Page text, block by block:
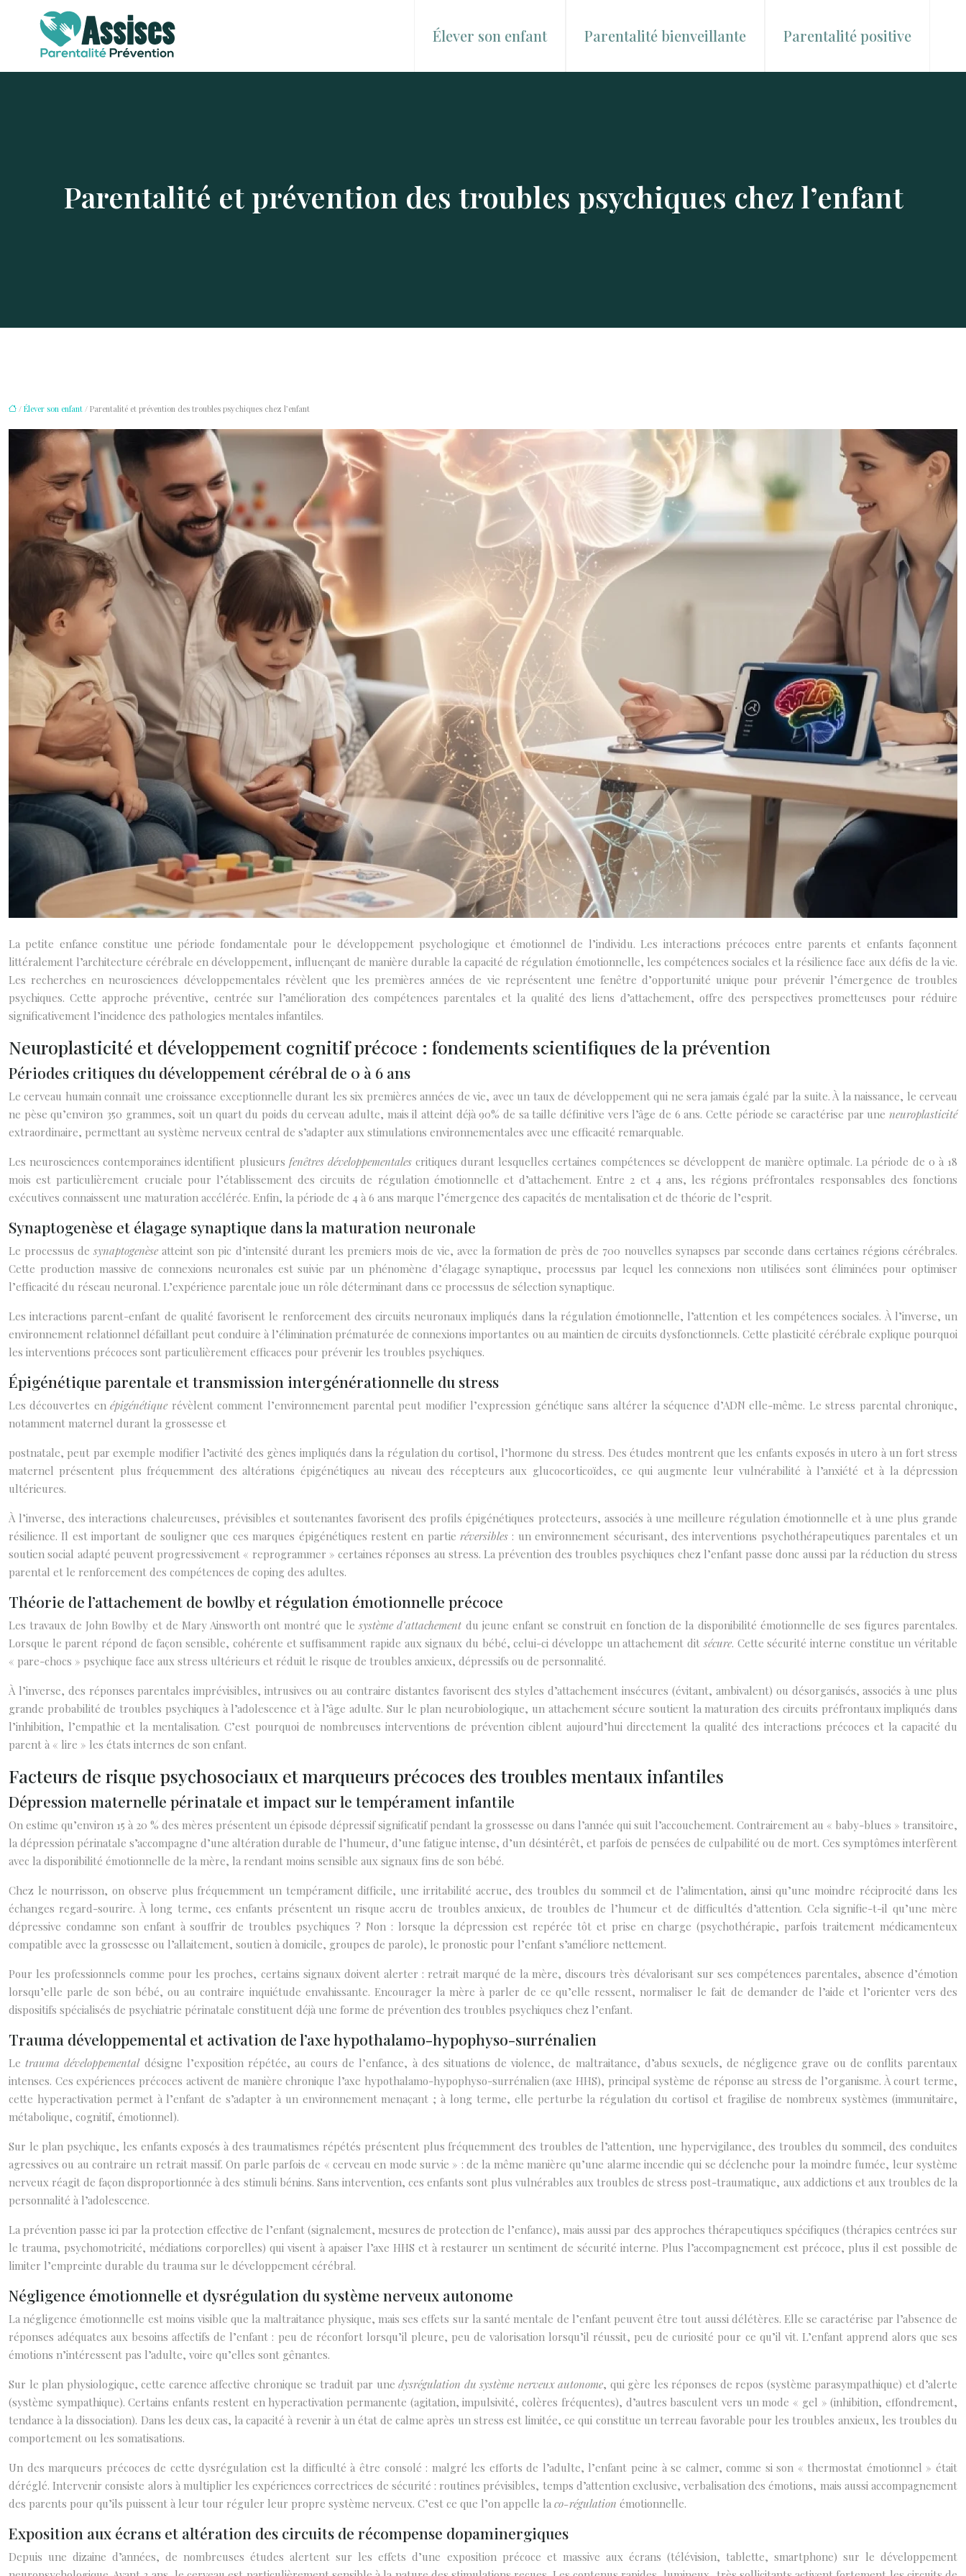
Élever son enfant Parentalité bienveillante Parentalité positive
Parentalité et prévention des troubles psychiques chez l’enfant
/ Élever son enfant / Parentalité et prévention des troubles psychiques chez l’enfant
La petite enfance constitue une période fondamentale pour le développement psychologique et émotionnel de l’individu. Les interactions précoces entre parents et enfants façonnent
littéralement l’architecture cérébrale en développement, influençant de manière durable la capacité de régulation émotionnelle, les compétences sociales et la résilience face aux défis de la vie.
Les recherches en neurosciences développementales révèlent que les premières années de vie représentent une fenêtre d’opportunité unique pour prévenir l’émergence de troubles
psychiques. Cette approche préventive, centrée sur l’amélioration des compétences parentales et la qualité des liens d’attachement, offre des perspectives prometteuses pour réduire
significativement l’incidence des pathologies mentales infantiles.
Neuroplasticité et développement cognitif précoce : fondements scientifiques de la prévention
Périodes critiques du développement cérébral de 0 à 6 ans
Le cerveau humain connaît une croissance exceptionnelle durant les six premières années de vie, avec un taux de développement qui ne sera jamais égalé par la suite. À la naissance, le cerveau
ne pèse qu’environ 350 grammes, soit un quart du poids du cerveau adulte, mais il atteint déjà 90% de sa taille définitive vers l’âge de 6 ans. Cette période se caractérise par une neuroplasticité
extraordinaire, permettant au système nerveux central de s’adapter aux stimulations environnementales avec une efficacité remarquable.
Les neurosciences contemporaines identifient plusieurs fenêtres développementalescritiques durant lesquelles certaines compétences se développent de manière optimale. La période de 0 à 18
mois est particulièrement cruciale pour l’établissement des circuits de régulation émotionnelle et d’attachement. Entre 2 et 4 ans, les régions préfrontales responsables des fonctions
exécutives connaissent une maturation accélérée. Enfin, la période de 4 à 6 ans marque l’émergence des capacités de mentalisation et de théorie de l’esprit.
Synaptogenèse et élagage synaptique dans la maturation neuronale
Le processus desynaptogenèse atteint son pic d’intensité durant les premiers mois de vie, avec la formation de près de 700 nouvelles synapses par seconde dans certaines régions cérébrales.
Cette production massive de connexions neuronales est suivie par un phénomène d’élagage synaptique, processus par lequel les connexions non utilisées sont éliminées pour optimiser
l’efficacité du réseau neuronal. L’expérience parentale joue un rôle déterminant dans ce processus de sélection synaptique.
Les interactions parent-enfant de qualité favorisent le renforcement des circuits neuronaux impliqués dans la régulation émotionnelle, l’attention et les compétences sociales. À l’inverse, un
environnement relationnel défaillant peut conduire à l’élimination prématurée de connexions importantes ou au maintien de circuits dysfonctionnels. Cette plasticité cérébrale explique pourquoi
les interventions précoces sont particulièrement efficaces pour prévenir les troubles psychiques.
Épigénétique parentale et transmission intergénérationnelle du stress
Les découvertes enépigénétique révèlent comment l’environnement parental peut modifier l’expression génétique sans altérer la séquence d’ADN elle-même. Le stress parental chronique,
notamment maternel durant la grossesse et
postnatale, peut par exemple modifier l’activité des gènes impliqués dans la régulation du cortisol, l’hormone du stress. Des études montrent que les enfants exposés in utero à un fort stress
maternel présentent plus fréquemment des altérations épigénétiques au niveau des récepteurs aux glucocorticoïdes, ce qui augmente leur vulnérabilité à l’anxiété et à la dépression
ultérieures.
À l’inverse, des interactions chaleureuses, prévisibles et soutenantes favorisent des profils épigénétiques protecteurs, associés à une meilleure régulation émotionnelle et à une plus grande
résilience. Il est important de souligner que ces marques épigénétiques restent en partieréversibles : un environnement sécurisant, des interventions psychothérapeutiques parentales et un
soutien social adapté peuvent progressivement « reprogrammer » certaines réponses au stress. La prévention des troubles psychiques chez l’enfant passe donc aussi par la réduction du stress
parental et le renforcement des compétences de coping des adultes.
Théorie de l’attachement de bowlby et régulation émotionnelle précoce
Les travaux de John Bowlby et de Mary Ainsworth ont montré que lesystème d’attachement du jeune enfant se construit en fonction de la disponibilité émotionnelle de ses figures parentales.
Lorsque le parent répond de façon sensible, cohérente et suffisamment rapide aux signaux du bébé, celui-ci développe un attachement dit sécure. Cette sécurité interne constitue un véritable
« pare-chocs » psychique face aux stress ultérieurs et réduit le risque de troubles anxieux, dépressifs ou de personnalité.
À l’inverse, des réponses parentales imprévisibles, intrusives ou au contraire distantes favorisent des styles d’attachement insécures (évitant, ambivalent) ou désorganisés, associés à une plus
grande probabilité de troubles psychiques à l’adolescence et à l’âge adulte. Sur le plan neurobiologique, un attachement sécure soutient la maturation des circuits préfrontaux impliqués dans
l’inhibition, l’empathie et la mentalisation. C’est pourquoi de nombreuses interventions de prévention ciblent aujourd’hui directement la qualité des interactions précoces et la capacité du
parent à « lire » les états internes de son enfant.
Facteurs de risque psychosociaux et marqueurs précoces des troubles mentaux infantiles
Dépression maternelle périnatale et impact sur le tempérament infantile
On estime qu’environ 15 à 20 % des mères présentent un épisode dépressif significatif pendant la grossesse ou dans l’année qui suit l’accouchement. Contrairement au « baby-blues » transitoire,
la dépression périnatale s’accompagne d’une altération durable de l’humeur, d’une fatigue intense, d’un désintérêt, et parfois de pensées de culpabilité ou de mort. Ces symptômes interfèrent
avec la disponibilité émotionnelle de la mère, la rendant moins sensible aux signaux fins de son bébé.
Chez le nourrisson, on observe plus fréquemment un tempérament difficile, une irritabilité accrue, des troubles du sommeil et de l’alimentation, ainsi qu’une moindre réciprocité dans les
échanges regard-sourire. À long terme, ces enfants présentent un risque accru de troubles anxieux, de troubles de l’humeur et de difficultés d’attention. Cela signifie-t-il qu’une mère
dépressive condamne son enfant à souffrir de troubles psychiques ? Non : lorsque la dépression est repérée tôt et prise en charge (psychothérapie, parfois traitement médicamenteux
compatible avec la grossesse ou l’allaitement, soutien à domicile, groupes de parole), le pronostic pour l’enfant s’améliore nettement.
Pour les professionnels comme pour les proches, certains signaux doivent alerter : retrait marqué de la mère, discours très dévalorisant sur ses compétences parentales, absence d’émotion
lorsqu’elle parle de son bébé, ou au contraire inquiétude envahissante. Encourager la mère à parler de ce qu’elle ressent, normaliser le fait de demander de l’aide et l’orienter vers des
dispositifs spécialisés de psychiatrie périnatale constituent déjà une forme de prévention des troubles psychiques chez l’enfant.
Trauma développemental et activation de l’axe hypothalamo-hypophyso-surrénalien
Letrauma développementaldésigne l’exposition répétée, au cours de l’enfance, à des situations de violence, de maltraitance, d’abus sexuels, de négligence grave ou de conflits parentaux
intenses. Ces expériences précoces activent de manière chronique l’axe hypothalamo-hypophyso-surrénalien (axe HHS), principal système de réponse au stress de l’organisme. À court terme,
cette hyperactivation permet à l’enfant de s’adapter à un environnement menaçant ; à long terme, elle perturbe la régulation du cortisol et fragilise de nombreux systèmes (immunitaire,
métabolique, cognitif, émotionnel).
Sur le plan psychique, les enfants exposés à des traumatismes répétés présentent plus fréquemment des troubles de l’attention, une hypervigilance, des troubles du sommeil, des conduites
agressives ou au contraire un retrait massif. On parle parfois de « cerveau en mode survie » : de la même manière qu’une alarme incendie qui se déclenche pour la moindre fumée, leur système
nerveux réagit de façon disproportionnée à des stimuli bénins. Sans intervention, ces enfants sont plus vulnérables aux troubles de stress post-traumatique, aux addictions et aux troubles de la
personnalité à l’adolescence.
La prévention passe ici par la protection effective de l’enfant (signalement, mesures de protection de l’enfance), mais aussi par des approches thérapeutiques spécifiques (thérapies centrées sur
le trauma, psychomotricité, médiations corporelles) qui visent à apaiser l’axe HHS et à restaurer un sentiment de sécurité interne. Plus l’accompagnement est précoce, plus il est possible de
limiter l’empreinte durable du trauma sur le développement cérébral.
Négligence émotionnelle et dysrégulation du système nerveux autonome
La négligence émotionnelle est moins visible que la maltraitance physique, mais ses effets sur la santé mentale de l’enfant peuvent être tout aussi délétères. Elle se caractérise par l’absence de
réponses adéquates aux besoins affectifs de l’enfant : peu de réconfort lorsqu’il pleure, peu de valorisation lorsqu’il réussit, peu de curiosité pour ce qu’il vit. L’enfant apprend alors que ses
émotions n’intéressent pas l’adulte, voire qu’elles sont gênantes.
Sur le plan physiologique, cette carence affective chronique se traduit par une dysrégulation du système nerveux autonome, qui gère les réponses de repos (système parasympathique) et d’alerte
(système sympathique). Certains enfants restent en hyperactivation permanente (agitation, impulsivité, colères fréquentes), d’autres basculent vers un mode « gel » (inhibition, effondrement,
tendance à la dissociation). Dans les deux cas, la capacité à revenir à un état de calme après un stress est limitée, ce qui constitue un terreau favorable pour les troubles anxieux, les troubles du
comportement ou les somatisations.
Un des marqueurs précoces de cette dysrégulation est la difficulté à être consolé : malgré les efforts de l’adulte, l’enfant peine à se calmer, comme si son « thermostat émotionnel » était
déréglé. Intervenir consiste alors à multiplier les expériences correctrices de sécurité : routines prévisibles, temps d’attention exclusive, verbalisation des émotions, mais aussi accompagnement
des parents pour qu’ils puissent à leur tour réguler leur propre système nerveux. C’est ce que l’on appelle la co-régulation émotionnelle.
Exposition aux écrans et altération des circuits de récompense dopaminergiques
Depuis une dizaine d’années, de nombreuses études alertent sur les effets d’une exposition précoce et massive aux écrans (télévision, tablette, smartphone) sur le développement